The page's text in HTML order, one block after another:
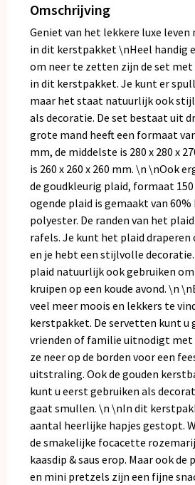
Omschrijving
Geniet van het lekkere luxe leven
in dit kerstpakket \nHeel handig
om neer te zetten zijn de set
in dit kerstpakket. Je kunt er
maar het staat natuurlijk ook
als decoratie. De set bestaat uit
grote mand heeft een formaat
mm, de middelste is 280 x 280 x
is 260 x 260 x 260 mm. \n \nOok
de goudkleurig plaid, formaat 150
ogende plaid is gemaakt van 60%
polyester. De randen van het
rafels. Je kunt het plaid draperen
en je hebt een stijlvolle
plaid natuurlijk ook gebruiken
kruipen op een koude avond. \n
veel meer moois en lekkers te
kerstpakket. De servetten kunt u
vrienden of familie uitnodigt met
ze neer op de borden voor een
uitstraling. Ook de gouden
kunt u eerst gebruiken als
gaat smullen. \n \nIn dit
aantal heerlijke hapjes gestopt.
de smakelijke focacette
kaasdip & saus erop. Maar ook de
en mini pretzels zijn een fijne